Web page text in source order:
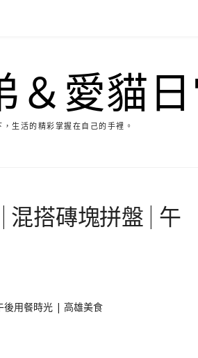
＆愛貓
生活的精彩掌握在自己的手裡。
混搭磚塊拼盤 | 午